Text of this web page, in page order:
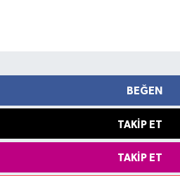
BEĞEN
TAKIP ET
TAKIP ET